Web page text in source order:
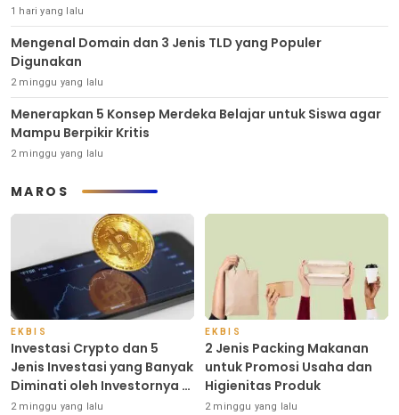
1 hari yang lalu
Mengenal Domain dan 3 Jenis TLD yang Populer
Digunakan
2 minggu yang lalu
Menerapkan 5 Konsep Merdeka Belajar untuk Siswa agar
Mampu Berpikir Kritis
2 minggu yang lalu
MAROS
EKBIS
Investasi Crypto dan 5
Jenis Investasi yang Banyak
Diminati oleh Investornya di
Indonesia
2 minggu yang lalu
EKBIS
2 Jenis Packing Makanan
untuk Promosi Usaha dan
Higienitas Produk
2 minggu yang lalu